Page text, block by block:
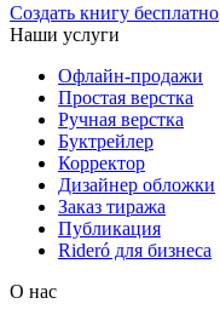
Создать книгу бесплатно
Наши услуги
Офлайн-продажи
Простая верстка
Ручная верстка
Буктрейлер
Корректор
Дизайнер обложки
Заказ тиража
Публикация
Rideró для бизнеса
О нас